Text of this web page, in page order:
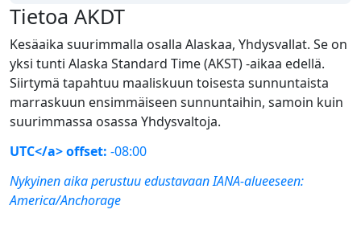
Tietoa AKDT
Kesäaika suurimmalla osalla Alaskaa, Yhdysvallat. Se on
yksi tunti Alaska Standard Time (AKST) -aikaa edellä.
Siirtymä tapahtuu maaliskuun toisesta sunnuntaista
marraskuun ensimmäiseen sunnuntaihin, samoin kuin
suurimmassa osassa Yhdysvaltoja.
UTC</a> offset: -08:00
Nykyinen aika perustuu edustavaan IANA-alueeseen:
America/Anchorage